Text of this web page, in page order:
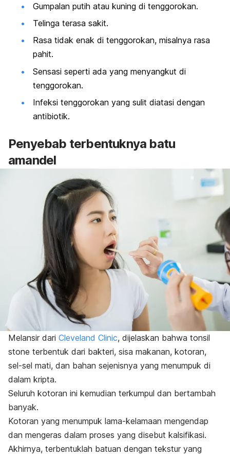
Gumpalan putih atau kuning di tenggorokan.
Telinga terasa sakit.
Rasa tidak enak di tenggorokan, misalnya rasa
pahit.
Sensasi seperti ada yang menyangkut di
tenggorokan.
Infeksi tenggorokan yang sulit diatasi dengan
antibiotik.
Penyebab terbentuknya batu
amandel
Melansir dari Cleveland Clinic, dijelaskan bahwa tonsil
stone terbentuk dari bakteri, sisa makanan, kotoran,
sel-sel mati, dan bahan sejenisnya yang menumpuk di
dalam kripta.
Seluruh kotoran ini kemudian terkumpul dan bertambah
banyak.
Kotoran yang menumpuk lama-kelamaan mengendap
dan mengeras dalam proses yang disebut kalsifikasi.
Akhirnya, terbentuklah batuan dengan tekstur yang